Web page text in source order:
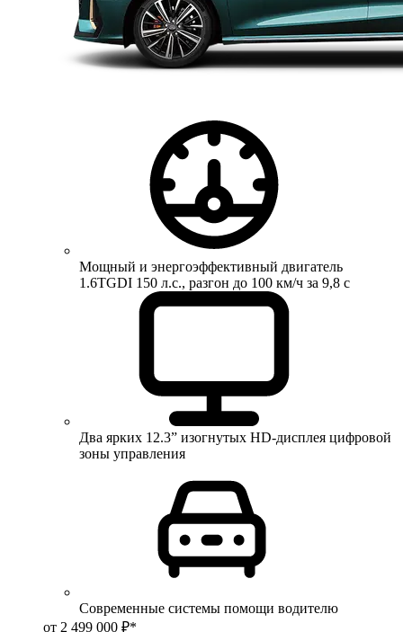
Мощный и энергоэффективный двигатель
1.6TGDI 150 л.с., разгон до 100 км/ч за 9,8 с
Два ярких 12.3” изогнутых HD-дисплея цифровой
зоны управления
Современные системы помощи водителю
от 2 499 000 ₽*